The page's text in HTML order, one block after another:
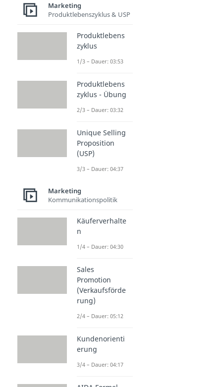
Marketing
Produktlebenszyklus & USP
Produktlebens
zyklus
1/3 – Dauer: 03:53
Produktlebens
zyklus - Übung
2/3 – Dauer: 03:32
Unique Selling
Proposition
(USP)
3/3 – Dauer: 04:37
Marketing
Kommunikationspolitik
Käuferverhalte
n
1/4 – Dauer: 04:30
Sales
Promotion
(Verkaufsförde
rung)
2/4 – Dauer: 05:12
Kundenorienti
erung
3/4 – Dauer: 04:17